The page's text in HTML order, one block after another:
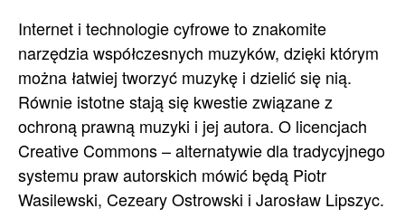
Internet i technologie cyfrowe to znakomite
narzędzia współczesnych muzyków, dzięki którym
można łatwiej tworzyć muzykę i dzielić się nią.
Równie istotne stają się kwestie związane z
ochroną prawną muzyki i jej autora. O licencjach
Creative Commons – alternatywie dla tradycyjnego
systemu praw autorskich mówić będą Piotr
Wasilewski, Cezeary Ostrowski i Jarosław Lipszyc.